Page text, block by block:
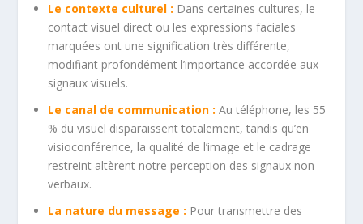
Le contexte culturel : Dans certaines cultures, le
contact visuel direct ou les expressions faciales
marquées ont une signification très différente,
modifiant profondément l’importance accordée aux
signaux visuels.
Le canal de communication : Au téléphone, les 55
% du visuel disparaissent totalement, tandis qu’en
visioconférence, la qualité de l’image et le cadrage
restreint altèrent notre perception des signaux non
verbaux.
La nature du message : Pour transmettre des